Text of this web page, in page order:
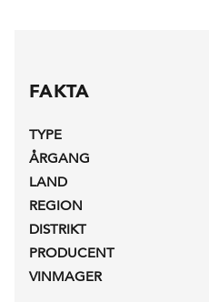
FAKTA
TYPE
ÅRGANG
LAND
REGION
DISTRIKT
PRODUCENT
VINMAGER